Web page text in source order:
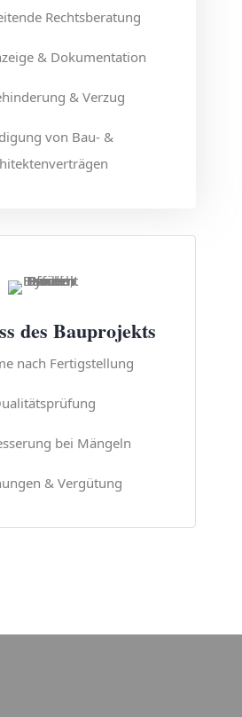
Rechtsberatung
& Dokumentation
& Verzug
von Bau- &
des Bauprojekts
nach Fertigstellung
bei Mängeln
& Vergütung